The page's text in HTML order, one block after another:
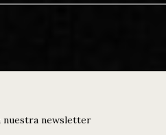
nuestra newsletter